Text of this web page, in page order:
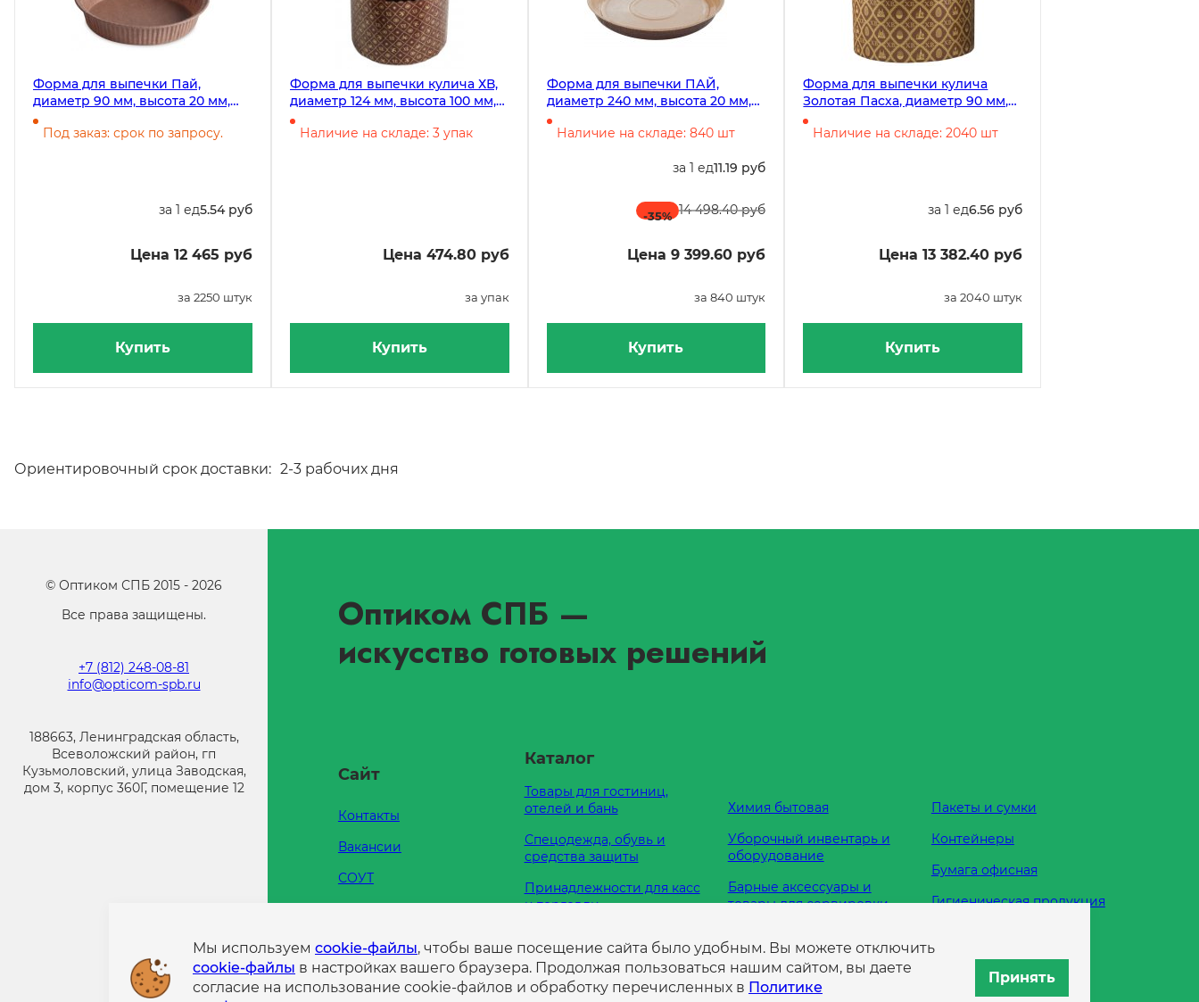
Форма для выпечки Пай,
диаметр 90 мм, высота 20 мм,
коричневая, 2250 штук
Под заказ: срок по запросу.
за 1 ед5.54 руб
Цена 12 465 руб
за 2250 штук
Купить
Форма для выпечки кулича ХВ,
диаметр 124 мм, высота 100 мм,
20 штук
Наличие на складе: 3 упак
Цена 474.80 руб
за упак
Купить
Форма для выпечки ПАЙ,
диаметр 240 мм, высота 20 мм,
ламинированная коричневая,
840 штук
Наличие на складе: 840 шт
за 1 ед11.19 руб
-35% 14 498.40 руб
Цена 9 399.60 руб
за 840 штук
Купить
Форма для выпечки кулича
Золотая Пасха, диаметр 90 мм,
высота 90 мм, 250 г
Наличие на складе: 2040 шт
за 1 ед6.56 руб
Цена 13 382.40 руб
за 2040 штук
Купить
Ориентировочный срок доставки: 2-3 рабочих дня
© Оптиком СПБ 2015 - 2026
Все права защищены.
+7 (812) 248-08-81
info@opticom-spb.ru
188663, Ленинградская область,
Всеволожский район, гп
Кузьмоловский, улица Заводская,
дом 3, корпус 360Г, помещение 12
Оптиком СПБ —
искусство готовых решений
Сайт
Контакты
Вакансии
СОУТ
Напишите нам
Политика
конфиденциальности
Каталог
Товары для гостиниц,
отелей и бань
Спецодежда, обувь и
средства защиты
Принадлежности для касс
и торговли
туалетных комнат
Продукты питания
Химия бытовая
Уборочный инвентарь и
оборудование
Барные аксессуары и
товары для сервировки
принадлежности
Пленка
Пакеты и сумки
Контейнеры
Бумага офисная
Гигиеническая продукция
Мы используем cookie-файлы, чтобы ваше посещение сайта было удобным. Вы можете отключить
cookie-файлы в настройках вашего браузера. Продолжая пользоваться нашим сайтом, вы даете
согласие на использование cookie-файлов и обработку перечисленных в Политике
Принять